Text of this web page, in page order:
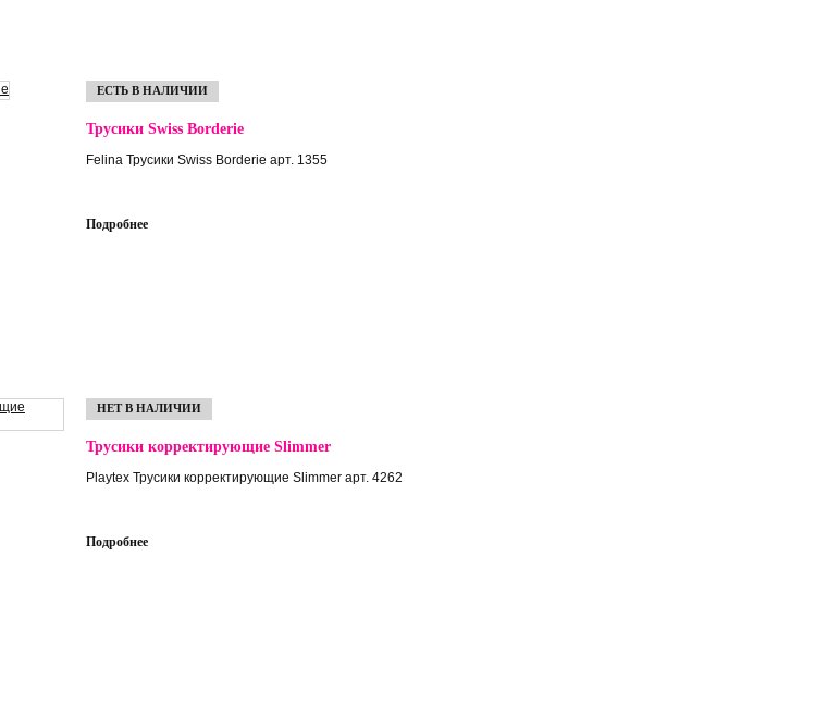
ЕСТЬ В НАЛИЧИИ
Трусики Swiss Borderie
Felina Трусики Swiss Borderie арт. 1355
Подробнее
НЕТ В НАЛИЧИИ
Трусики корректирующие Slimmer
Playtex Трусики корректирующие Slimmer арт. 4262
Подробнее